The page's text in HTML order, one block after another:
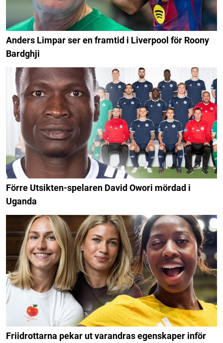
Anders Limpar ser en framtid i Liverpool för Roony
Bardghji
Förre Utsikten-spelaren David Owori mördad i
Uganda
Friidrottarna pekar ut varandras egenskaper inför